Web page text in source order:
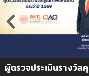
ผู้ตรวจประเมินรางวั